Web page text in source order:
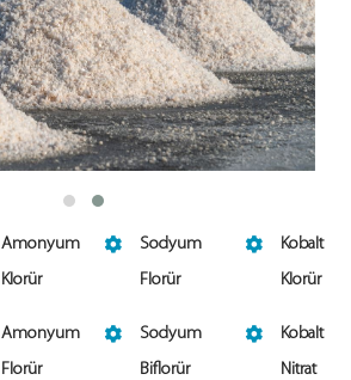
Amonyum
Klorür
Amonyum
Florür
Sodyum
Florür
Sodyum
Biflorür
Kobalt
Klorür
Kobalt
Nitrat